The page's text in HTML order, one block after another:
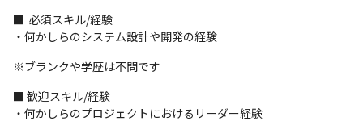
ます
・エンドユーザーが多くを占めており、1次/2次請けがほとんどで
・長期の最新技術を含めた定常業務が中心ですが、PMからテスト
経験できます
・オンプレからクラウドへの移行に関するインフラ案件が急増し
■  必須スキル/経験
・何かしらのシステム設計や開発の経験
※ブランクや学歴は不問です
■ 歓迎スキル/経験
・何かしらのプロジェクトにおけるリーダー経験